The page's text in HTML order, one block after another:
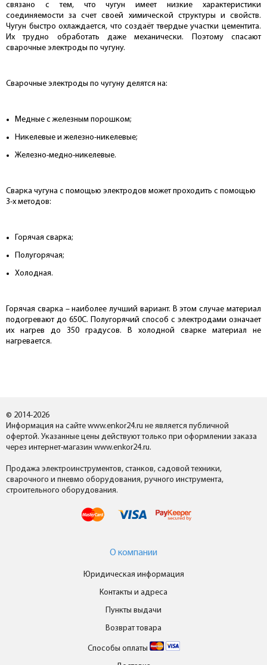
связано с тем, что чугун имеет низкие характеристики
соединяемости за счет своей химической структуры и свойств.
Чугун быстро охлаждается, что создаёт твердые участки цементита.
Их трудно обработать даже механически. Поэтому спасают
сварочные электроды по чугуну.
Сварочные электроды по чугуну делятся на:
Медные с железным порошком;
Никелевые и железно-никелевые;
Железно-медно-никелевые.
Сварка чугуна с помощью электродов может проходить с помощью
3-х методов:
Горячая сварка;
Полугорячая;
Холодная.
Горячая сварка – наиболее лучший вариант. В этом случае материал
подогревают до 650С. Полугорячий способ с электродами означает
их нагрев до 350 градусов. В холодной сварке материал не
нагревается.
© 2014-2026
Информация на сайте www.enkor24.ru не является публичной
офертой. Указанные цены действуют только при оформлении заказа
через интернет-магазин www.enkor24.ru.
Продажа электроинструментов, станков, садовой техники,
сварочного и пневмо оборудования, ручного инструмента,
строительного оборудования.
О компании
Юридическая информация
Контакты и адреса
Пункты выдачи
Возврат товара
Способы оплаты